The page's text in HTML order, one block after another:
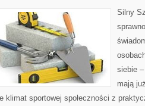
Silny
siebie
mają
klimat sportowej społeczności z